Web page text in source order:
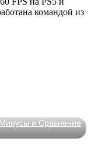
командой из
и Сравнение